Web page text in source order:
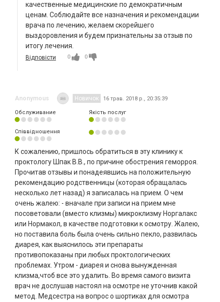
качественные медицинские по демократичным
ценам. Соблюдайте все назначения и рекомендации
врача по лечению, желаем скорейшего
выздоровления и будем признательны за отзыв по
итогу лечения.
Відповісти 0 0
Anonymous Новичок 16 трав. 2018 р., 20:35:39
Обслуживание Якість послуг
Співвідношення
К сожалению, пришлось обратиться в эту клинику к
проктологу Шпак В.В., по причине обострения геморроя.
Прочитав отзывы и понадеявшись на положительную
рекомендацию родственницы (которая обращалась
несколько лет назад) я записалась на прием. О чем
очень жалею: - вначале при записи на прием мне
посоветовали (вместо клизмы) микроклизму Норгалакс
или Нормакол, в качестве подготовки к осмотру. Жалею,
но поставила боль была очень сильно пекло, развилась
диарея, как выяснилось эти препараты
противопоказаны при любых проктологических
проблемах. Утром - диарея и снова вынужденная
клизма,чтоб все это удалить. Во время самого визита
врач не дослушав настоял на осмотре не уточнив какой
метод. Медсестра на вопрос о шортиках для осмотра